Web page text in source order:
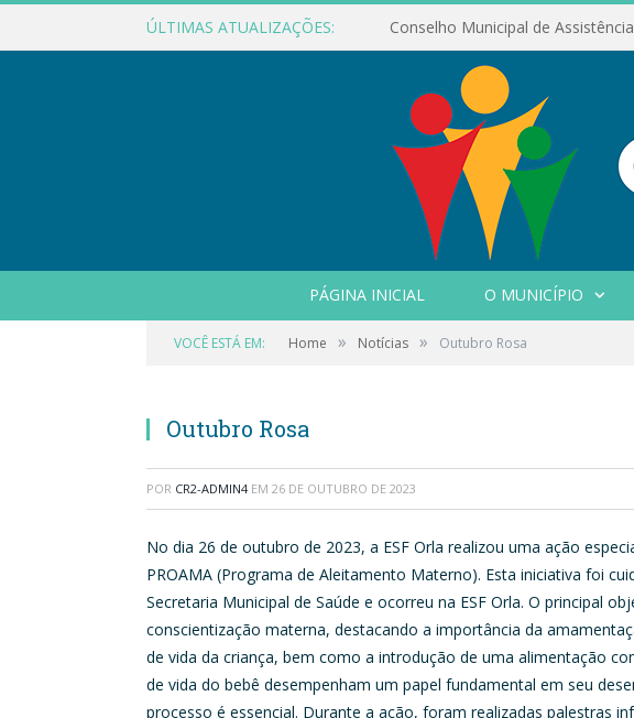
ÚLTIMAS ATUALIZAÇÕES:
PÁGINA INICIAL O MUNICÍPIO
VOCÊ ESTÁ EM: Home » Notícias » Outubro Rosa
Outubro Rosa
POR CR2-ADMIN4 EM 26 DE OUTUBRO DE 2023
No dia 26 de outubro de 2023, a ESF Orla realizou uma ação
PROAMA (Programa de Aleitamento Materno). Esta iniciativa foi
Secretaria Municipal de Saúde e ocorreu na ESF Orla. O principal
conscientização materna, destacando a importância da
de vida da criança, bem como a introdução de uma alimentação
de vida do bebê desempenham um papel fundamental em seu
processo é essencial. Durante a ação, foram realizadas palestras